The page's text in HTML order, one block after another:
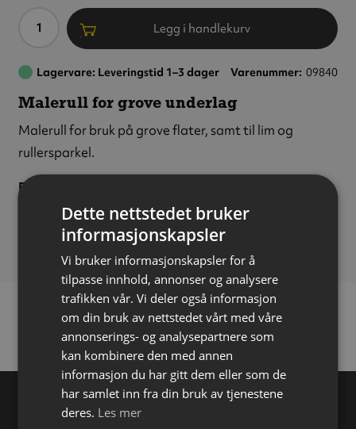
Antall Legg i handlekurv
Lagervare: Leveringstid 1–3 dager Varenummer 09840
Malerull for grove underlag
Malerull for bruk på grove flater, samt til lim og
rullersparkel.
Farge:
Bredde:250 mm
Bruksområde:Ute/inne
Dette nettstedet bruker
informasjonskapsler
Vi bruker informasjonskapsler for å
tilpasse innhold, annonser og analysere
trafikken vår. Vi deler også informasjon
om din bruk av nettstedet vårt med våre
annonserings- og analysepartnere som
kan kombinere den med annen
informasjon du har gitt dem eller som de
har samlet inn fra din bruk av tjenestene
deres. Les mer